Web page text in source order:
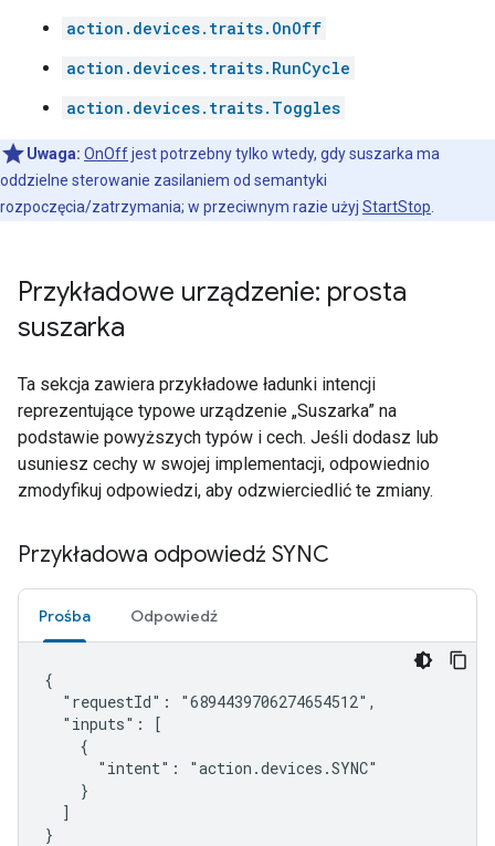
action.devices.traits.OnOff
action.devices.traits.RunCycle
action.devices.traits.Toggles
Uwaga: OnOffjest potrzebny tylko wtedy, gdy suszarka ma
oddzielne sterowanie zasilaniem od semantyki
rozpoczęcia/zatrzymania; w przeciwnym razie użyj StartStop
Przykładowe urządzenie: prosta
suszarka
Ta sekcja zawiera przykładowe ładunki intencji
reprezentujące typowe urządzenie „Suszarka” na
podstawie powyższych typów i cech. Jeśli dodasz lub
usuniesz cechy w swojej implementacji, odpowiednio
zmodyfikuj odpowiedzi, aby odzwierciedlić te zmiany.
Przykładowa odpowiedź SYNC
Prośba Odpowiedź
{
  "requestId": "6894439706274654512",
  "inputs": [
    {
      "intent": "action.devices.SYNC"
    }
  ]
}